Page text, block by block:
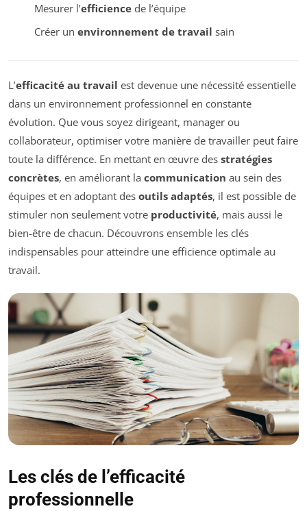
Mesurer l’efficiencede l’équipe
Créer un environnement de travail sain
L’efficacité au travail est devenue une nécessité essentielle
dans un environnement professionnel en constante
évolution. Que vous soyez dirigeant, manager ou
collaborateur, optimiser votre manière de travailler peut faire
toute la différence. En mettant en œuvre des stratégies
concrètes, en améliorant la communication au sein des
équipes et en adoptant des outils adaptés, il est possible de
stimuler non seulement votre productivité, mais aussi le
bien-être de chacun. Découvrons ensemble les clés
indispensables pour atteindre une efficience optimale au
travail.
Les clés de l’efficacité
professionnelle